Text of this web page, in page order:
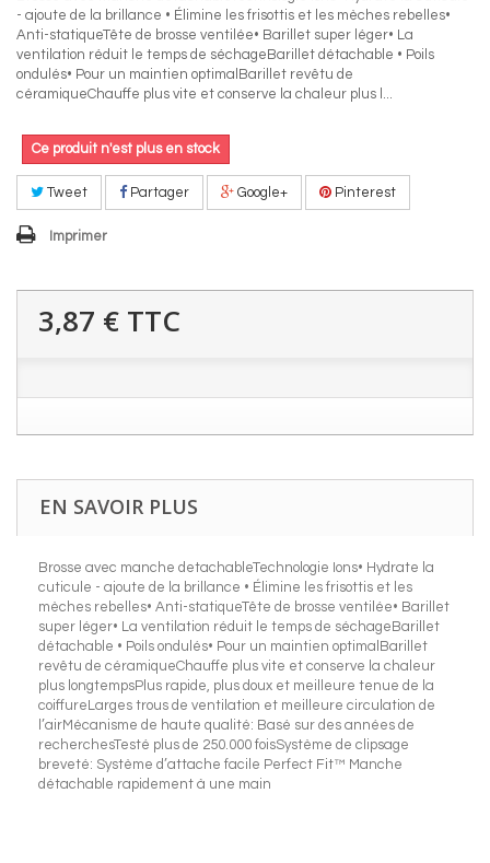
- ajoute de la brillance • Élimine les frisottis et les mèches rebelles•
Anti-statiqueTête de brosse ventilée• Barillet super léger• La
ventilation réduit le temps de séchageBarillet détachable • Poils
ondulés• Pour un maintien optimalBarillet revêtu de
céramiqueChauffe plus vite et conserve la chaleur plus l...
Ce produit n'est plus en stock
Tweet Partager Google+ Pinterest
Imprimer
3,87 € TTC
EN SAVOIR PLUS
Brosse avec manche detachableTechnologie Ions• Hydrate la
cuticule - ajoute de la brillance • Élimine les frisottis et les
mèches rebelles• Anti-statiqueTête de brosse ventilée• Barillet
super léger• La ventilation réduit le temps de séchageBarillet
détachable • Poils ondulés• Pour un maintien optimalBarillet
revêtu de céramiqueChauffe plus vite et conserve la chaleur
plus longtempsPlus rapide, plus doux et meilleure tenue de la
coiffureLarges trous de ventilation et meilleure circulation de
l’airMécanisme de haute qualité: Basé sur des années de
recherchesTesté plus de 250.000 foisSystème de clipsage
breveté: Système d’attache facile Perfect Fit™ Manche
détachable rapidement à une main